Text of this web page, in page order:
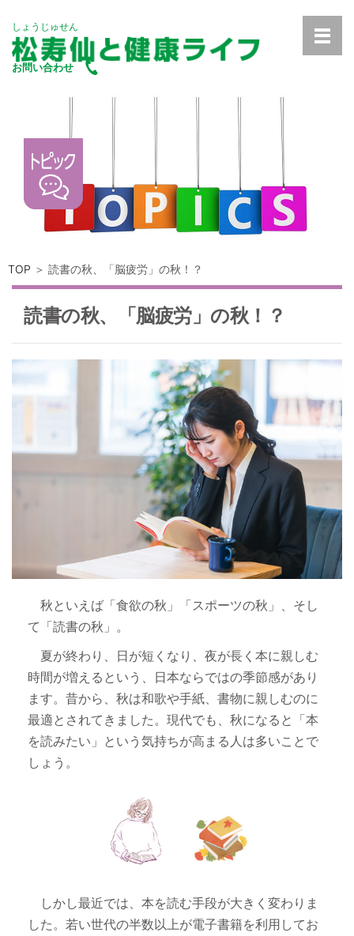
しょうじゅせん
お問い合わせ
TOP ＞ 読書の秋、「脳疲労」の秋！？
読書の秋、「脳疲労」の秋！？
秋といえば「食欲の秋」「スポーツの秋」、そし
て「読書の秋」。
夏が終わり、日が短くなり、夜が長く本に親しむ
時間が増えるという、日本ならではの季節感があり
ます。昔から、秋は和歌や手紙、書物に親しむのに
最適とされてきました。現代でも、秋になると「本
を読みたい」という気持ちが高まる人は多いことで
しょう。
しかし最近では、本を読む手段が大きく変わりま
した。若い世代の半数以上が電子書籍を利用してお